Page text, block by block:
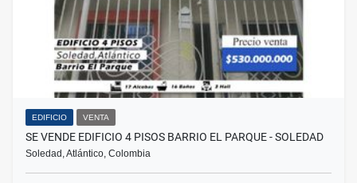
EDIFICIO VENTA
SE VENDE EDIFICIO 4 PISOS BARRIO EL PARQUE - SOLEDAD
Soledad, Atlántico, Colombia